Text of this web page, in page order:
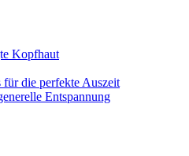
Kopfhaut
für die perfekte Auszeit
Entspannung